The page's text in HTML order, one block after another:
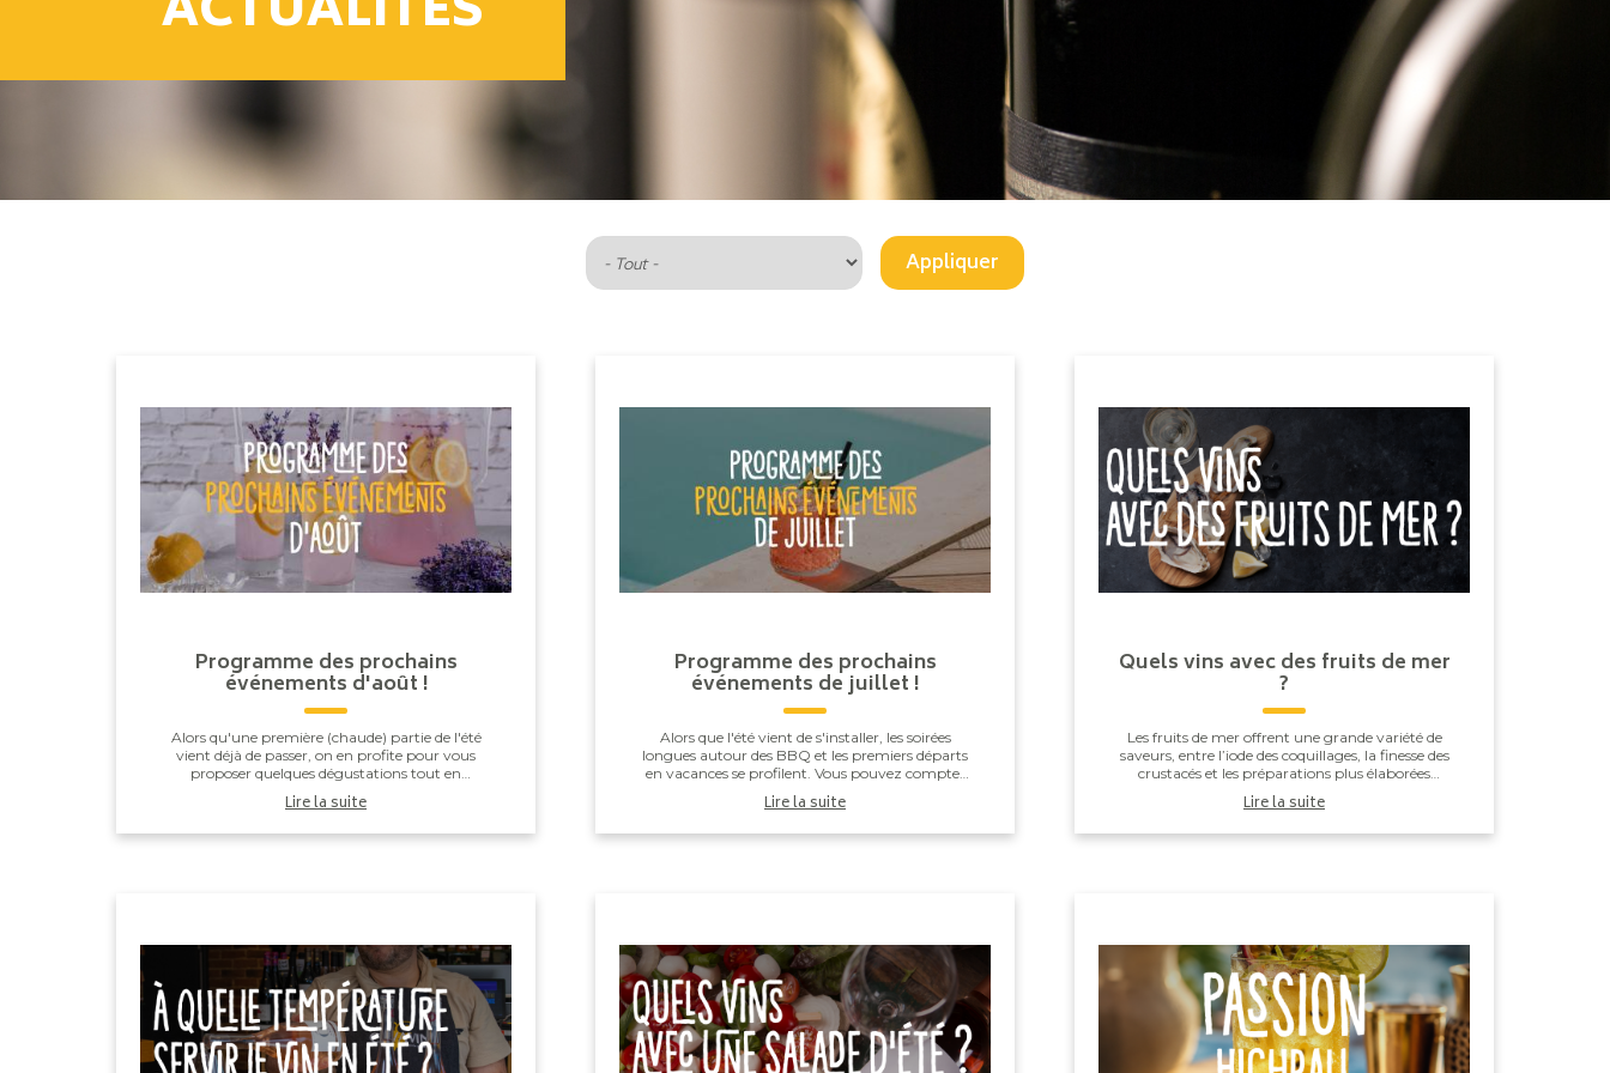
Programme des prochains
événements d'août !
Alors qu'une première (chaude) partie de l'été
vient déjà de passer, on en profite pour vous
proposer quelques dégustations tout en
fraicheur qui accompagneront à merveille la fin
de celui-ci : ...
Lire la suite
Programme des prochains
événements de juillet !
Alors que l'été vient de s'installer, les soirées
longues autour des BBQ et les premiers départs
en vacances se profilent. Vous pouvez compter
sur nous pour vous avoir préparé une belle
sélectio...
Lire la suite
Quels vins avec des fruits de mer
?
Les fruits de mer offrent une grande variété de
saveurs, entre l’iode des coquillages, la finesse des
crustacés et les préparations plus élaborées
comme les gambas grillées ou les noix de Saint-
J...
Lire la suite